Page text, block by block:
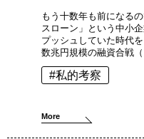
もう十数年も前になる
スローン」という中小
プッシュしていた時代
数兆円規模の融資合戦
#私的考察
More